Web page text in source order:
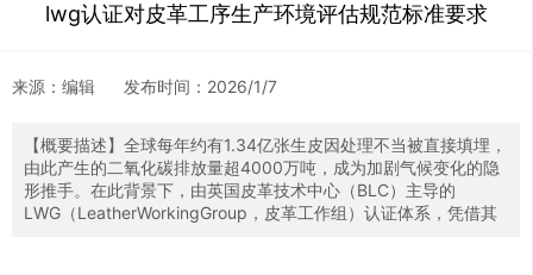
lwg认证对皮革工序生产环境评估规范标准要求
来源：编辑 发布时间： 2026/1/7
【概要描述】 全球每年约有1.34亿张生皮因处理不当被直接填埋，
由此产生的二氧化碳排放量超4000万吨，成为加剧气候变化的隐
形推手。在此背景下，由英国皮革技术中心（BLC）主导的
LWG（LeatherWorkingGroup，皮革工作组）认证体系，凭借其